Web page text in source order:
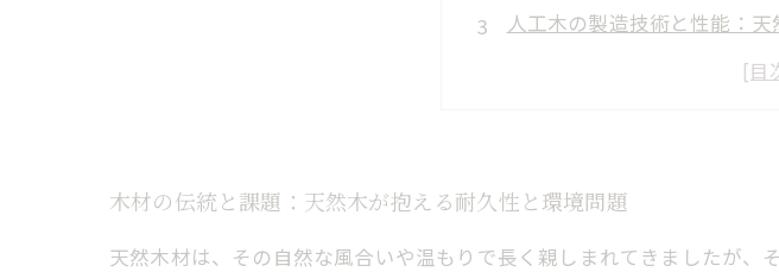
人工木の製造技術と性能：
環境への配慮と持続可能性
未来を見据えた木材のカタチ
木材の伝統と課題：天然木が抱える耐久性と環境問題
天然木材は、その自然な風合いや温もりで長く親しまれてきましたが